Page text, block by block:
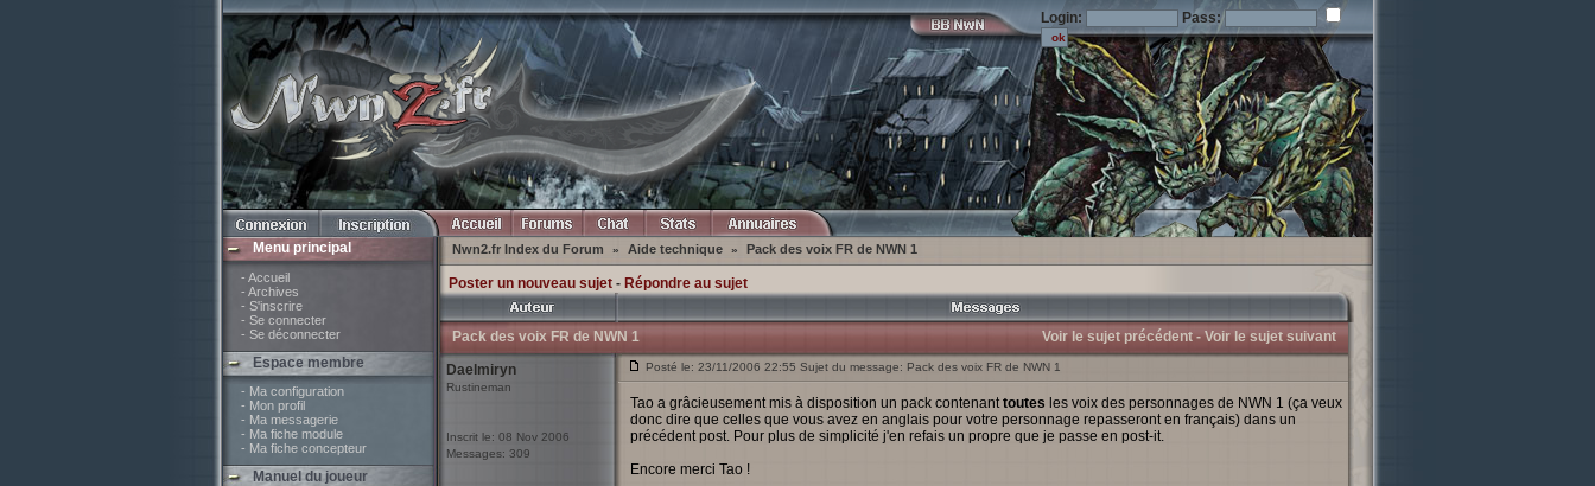
Login: Pass:
Menu principal
- Accueil
- Archives
- S'inscrire
- Se connecter
- Se déconnecter
Espace membre
- Ma configuration
- Mon profil
- Ma messagerie
- Ma fiche module
- Ma fiche concepteur
Manuel du joueur
Nwn2.fr Index du Forum » Aide technique » Pack des voix FR de NWN 1
Poster un nouveau sujet- Répondre au sujet
Pack des voix FR de NWN 1 Voir le sujet précédent - Voir le sujet suivant
Daelmiryn
Rustineman
Inscrit le: 08 Nov 2006
Messages: 309
Posté le: 23/11/2006 22:55 Sujet du message: Pack des voix FR de NWN 1
Tao a grâcieusement mis à disposition un pack contenanttoutes les voix des personnages de NWN 1 (ça veux
donc dire que celles que vous avez en anglais pour votre personnage repasseront en français) dans un
précédent post. Pour plus de simplicité j'en refais un propre que je passe en post-it.
Encore merci Tao !